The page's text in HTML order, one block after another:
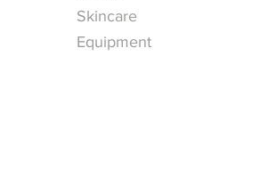
Skincare
Equipment